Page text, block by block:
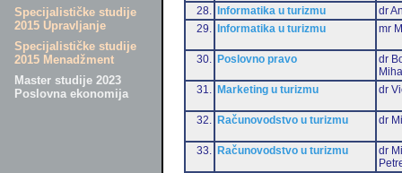
Specijalističke studije
2015 Upravljanje
Specijalističke studije
2015 Menadžment
Master studije 2023
Poslovna ekonomija
28.
Informatika u turizmu
dr
29.
Informatika u turizmu mr
30. Poslovno pravo
dr
31.
Marketing u turizmu dr
32. Računovodstvo u turizmu dr
33. Računovodstvo u turizmu
dr